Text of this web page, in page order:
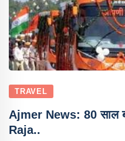
TRAVEL
Ajmer News: 80 साल
Raja..